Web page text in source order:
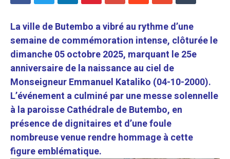
La ville de Butembo a vibré au rythme d’une
semaine de commémoration intense, clôturée le
dimanche 05 octobre 2025, marquant le 25e
anniversaire de la naissance au ciel de
Monseigneur Emmanuel Kataliko (04-10-2000).
L’événement a culminé par une messe solennelle
à la paroisse Cathédrale de Butembo, en
présence de dignitaires et d’une foule
nombreuse venue rendre hommage à cette
figure emblématique.